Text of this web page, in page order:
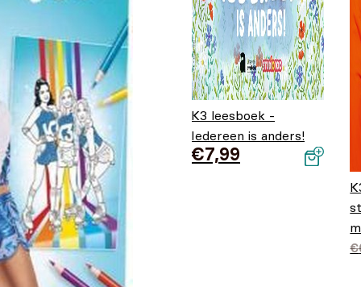
K3 leesboek -
Iedereen is anders!
€7,99
€